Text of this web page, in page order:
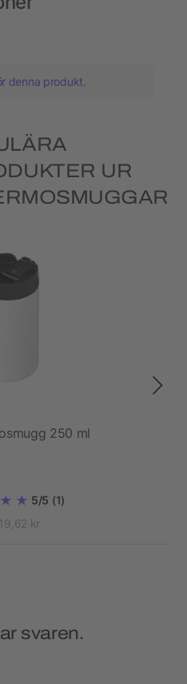
denna produkt.
UR
250 ml
5/5 (1)
kr
svaren.